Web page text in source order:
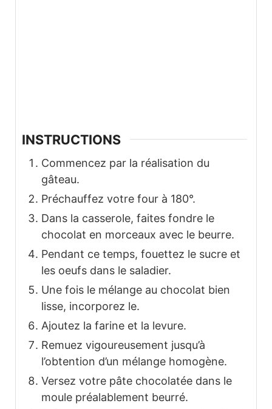
INSTRUCTIONS
Commencez par la réalisation du
gâteau.
Préchauffez votre four à 180°.
Dans la casserole, faites fondre le
chocolat en morceaux avec le beurre.
Pendant ce temps, fouettez le sucre et
les oeufs dans le saladier.
Une fois le mélange au chocolat bien
lisse, incorporez le.
Ajoutez la farine et la levure.
Remuez vigoureusement jusqu’à
l’obtention d’un mélange homogène.
Versez votre pâte chocolatée dans le
moule préalablement beurré.